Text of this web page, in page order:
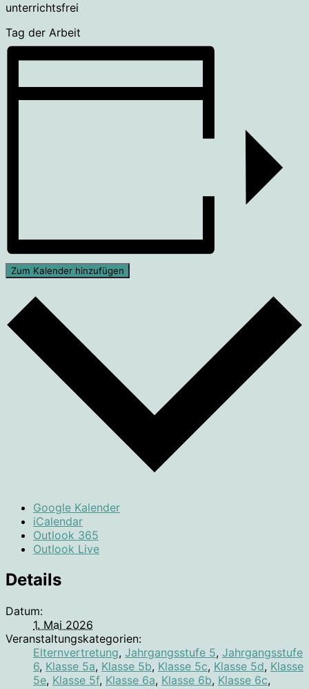
unterrichtsfrei
Tag der Arbeit
Zum Kalender hinzufügen
Google Kalender
iCalendar
Outlook 365
Outlook Live
Details
Datum:
1. Mai 2026
Veranstaltungskategorien:
Elternvertretung, Jahrgangsstufe 5, Jahrgangsstufe
6, Klasse 5a, Klasse 5b, Klasse 5c, Klasse 5d, Klasse
5e, Klasse 5f, Klasse 6a, Klasse 6b, Klasse 6c,